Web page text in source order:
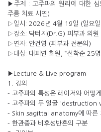
▶주제 : 고주파의 원리에 대한
주름 치료 시연)
▷일시: 2026년 4월 19일 (일요
▷장소: 닥터지(Dr.G) 피부과 의원
▷연자: 안건영 (피부과 전문의)
▷대상: 대피연 회원, “선착순 25명
▶Lecture & Live program:
1. 강의
- 고주파의 특성은 레이저와 어떻
- 고주파의 두 얼굴
- Skin sagittal anatomy에 따른
- 한관종과 비후성반흔의 구분